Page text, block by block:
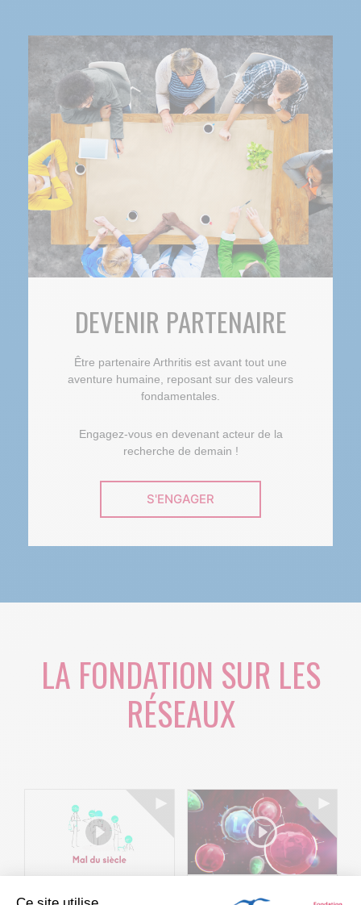
DEVENIR PARTENAIRE
Être partenaire Arthritis est avant tout une
aventure humaine, reposant sur des valeurs
fondamentales.
Engagez-vous en devenant acteur de la
recherche de demain !
S'ENGAGER
LA FONDATION SUR LES
RÉSEAUX